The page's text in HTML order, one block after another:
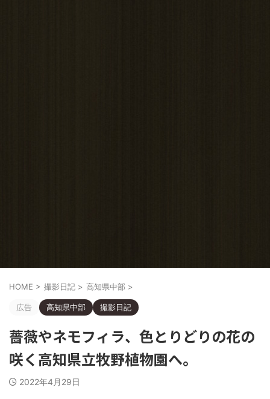
HOME > 撮影日記 > 高知県中部 >
広告 高知県中部 撮影日記
薔薇やネモフィラ、色とりどりの花の
咲く高知県立牧野植物園へ。
2022年4月29日